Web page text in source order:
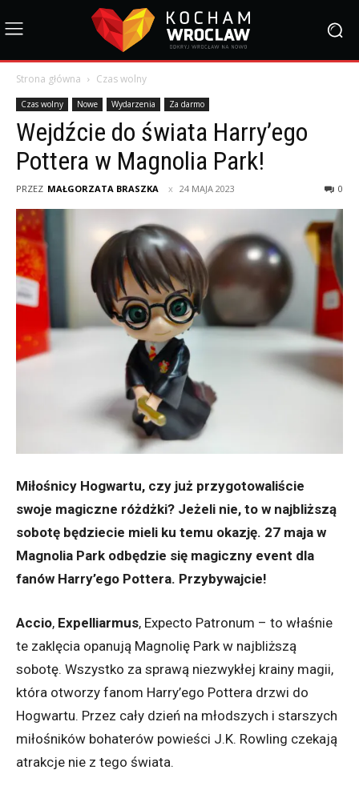
Strona główna Czas wolny
Czas wolny Nowe Wydarzenia Za darmo
Wejdźcie do świata Harry’ego
Pottera w Magnolia Park!
PRZEZ MAŁGORZATA BRASZKA 24 MAJA 2023 0
Miłośnicy Hogwartu, czy już przygotowaliście
swoje magiczne różdżki? Jeżeli nie, to w najbliższą
sobotę będziecie mieli ku temu okazję. 27 maja w
Magnolia Park odbędzie się magiczny event dla
fanów Harry’ego Pottera. Przybywajcie!
Accio, Expelliarmus, Expecto Patronum – to właśnie
te zaklęcia opanują Magnolię Park w najbliższą
sobotę. Wszystko za sprawą niezwykłej krainy magii,
która otworzy fanom Harry’ego Pottera drzwi do
Hogwartu. Przez cały dzień na młodszych i starszych
miłośników bohaterów powieści J.K. Rowling czekają
atrakcje nie z tego świata.